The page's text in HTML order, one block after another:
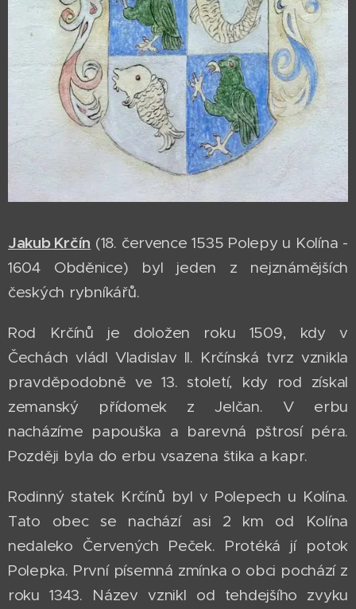
Jakub Krčín (18. července 1535 Polepy u Kolína -
1604 Obděnice) byl jeden z nejznámějších
českých rybníkářů.
Rod Krčínů je doložen roku 1509, kdy v
Čechách vládl Vladislav II. Krčínská tvrz vznikla
pravděpodobně ve 13. století, kdy rod získal
zemanský přídomek z Jelčan. V erbu
nacházíme papouška a barevná pštrosí péra.
Později byla do erbu vsazena štika a kapr.
Rodinný statek Krčínů byl v Polepech u Kolína.
Tato obec se nachází asi 2 km od Kolína
nedaleko Červených Peček. Protéká jí potok
Polepka. První písemná zmínka o obci pochází z
roku 1343. Název vznikl od tehdejšího zvyku